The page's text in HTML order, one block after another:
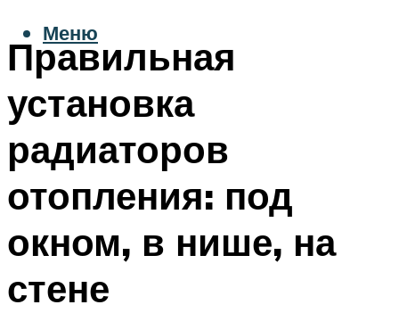
Меню
Правильная
установка
радиаторов
отопления: под
окном, в нише, на
стене